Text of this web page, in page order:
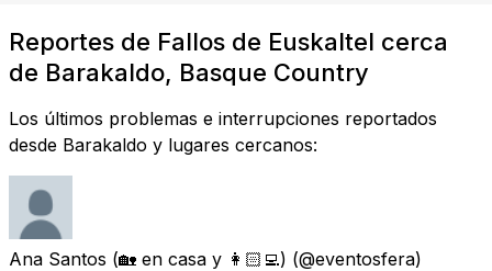
Reportes de Fallos de Euskaltel cerca
de Barakaldo, Basque Country
Los últimos problemas e interrupciones reportados
desde Barakaldo y lugares cercanos:
Ana Santos (🏡 en casa y 👩🏻‍💻) (@eventosfera)